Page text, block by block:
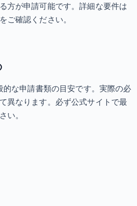
方が申請可能です。詳細な要件は
ご確認ください。
的な申請書類の目安です。実際の必
異なります。必ず公式サイトで最
い。